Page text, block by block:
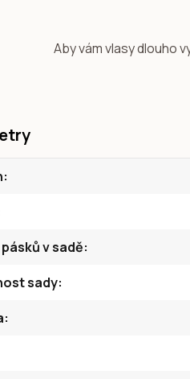
Aby vám vlasy dlouho
v sadě
sady